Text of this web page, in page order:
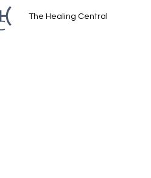
The Healing Central